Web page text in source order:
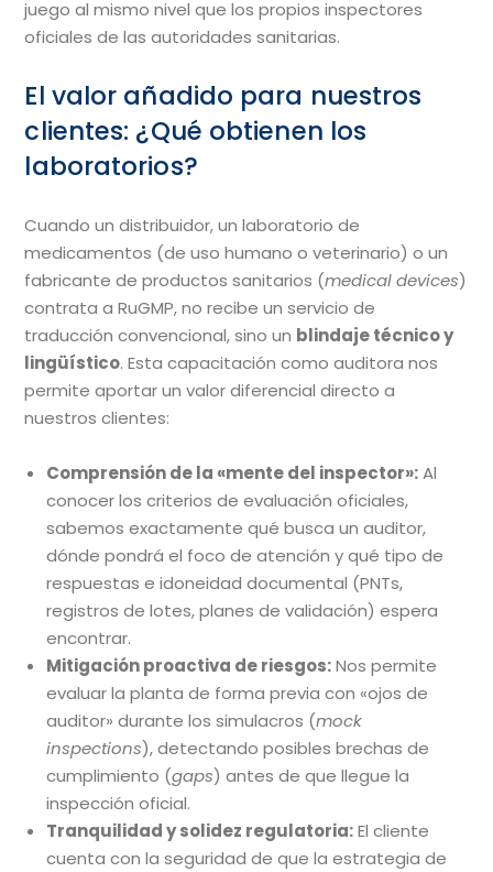
juego al mismo nivel que los propios inspectores
oficiales de las autoridades sanitarias.
El valor añadido para nuestros
clientes: ¿Qué obtienen los
laboratorios?
Cuando un distribuidor, un laboratorio de
medicamentos (de uso humano o veterinario) o un
fabricante de productos sanitarios (medical devices)
contrata a RuGMP, no recibe un servicio de
traducción convencional, sino un blindaje técnico y
lingüístico. Esta capacitación como auditora nos
permite aportar un valor diferencial directo a
nuestros clientes:
Comprensión de la «mente del inspector»:Al
conocer los criterios de evaluación oficiales,
sabemos exactamente qué busca un auditor,
dónde pondrá el foco de atención y qué tipo de
respuestas e idoneidad documental (PNTs,
registros de lotes, planes de validación) espera
encontrar.
Mitigación proactiva de riesgos:Nos permite
evaluar la planta de forma previa con «ojos de
auditor» durante los simulacros (mock
inspections), detectando posibles brechas de
cumplimiento (gaps) antes de que llegue la
inspección oficial.
Tranquilidad y solidez regulatoria:El cliente
cuenta con la seguridad de que la estrategia de